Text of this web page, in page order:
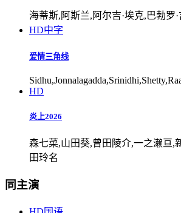
海蒂斯,阿斯兰,阿尔吉·埃克,巴勃罗
HD中字
爱情三角线
HD
炎上2026
森七菜,山田葵,曾田陵介,一之濑亘,
田玲名
同主演